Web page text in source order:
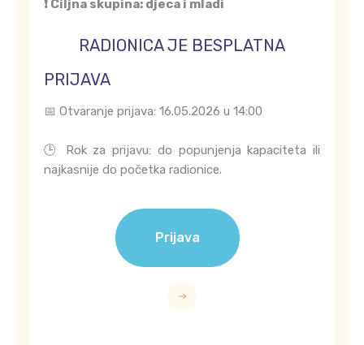
❗ Ciljna skupina: djeca i mladi
RADIONICA JE BESPLATNA
PRIJAVA
📅 Otvaranje prijava: 16.05.2026 u 14:00
🕒 Rok za prijavu: do popunjenja kapaciteta ili
najkasnije do početka radionice.
Prijava